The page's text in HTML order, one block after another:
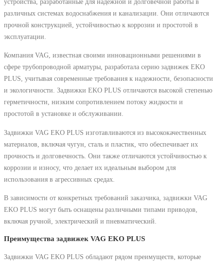
различных системах водоснабжения и канализации. Они отличаются
прочной конструкцией, устойчивостью к коррозии и простотой в
эксплуатации.
Компания VAG, известная своими инновационными решениями в
сфере трубопроводной арматуры, разработала серию задвижек EKO
PLUS, учитывая современные требования к надежности, безопасности
и экологичности. Задвижки EKO PLUS отличаются высокой степенью
герметичности, низким сопротивлением потоку жидкости и
простотой в установке и обслуживании.
Задвижки VAG EKO PLUS изготавливаются из высококачественных
материалов, включая чугун, сталь и пластик, что обеспечивает их
прочность и долговечность. Они также отличаются устойчивостью к
коррозии и износу, что делает их идеальным выбором для
использования в агрессивных средах.
В зависимости от конкретных требований заказчика, задвижки VAG
EKO PLUS могут быть оснащены различными типами приводов,
включая ручной, электрический и пневматический.
Преимущества задвижек VAG EKO PLUS
Задвижки VAG EKO PLUS обладают рядом преимуществ, которые